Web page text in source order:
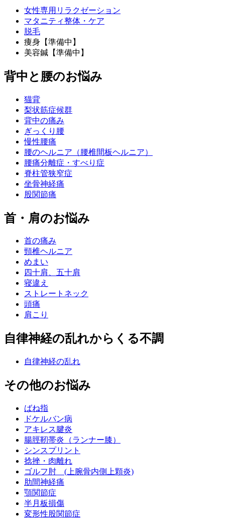
女性専用リラクゼーション
マタニティ整体・ケア
脱毛
痩身【準備中】
美容鍼【準備中】
背中と腰のお悩み
猫背
梨状筋症候群
背中の痛み
ぎっくり腰
慢性腰痛
腰のヘルニア（腰椎間板ヘルニア）
腰痛分離症・すべり症
脊柱管狭窄症
坐骨神経痛
股関節痛
首・肩のお悩み
首の痛み
頸椎ヘルニア
めまい
四十肩、五十肩
寝違え
ストレートネック
頭痛
肩こり
自律神経の乱れからくる不調
自律神経の乱れ
その他のお悩み
ばね指
ドケルバン病
アキレス腱炎
腸脛靭帯炎（ランナー膝）
シンスプリント
捻挫・肉離れ
ゴルフ肘 (上腕骨内側上顆炎)
肋間神経痛
顎関節症
半月板損傷
変形性股関節症